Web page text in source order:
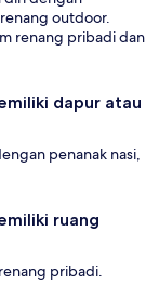
outdoor.
renang pribadi dan
dapur atau
penanak nasi,
ruang
pribadi.